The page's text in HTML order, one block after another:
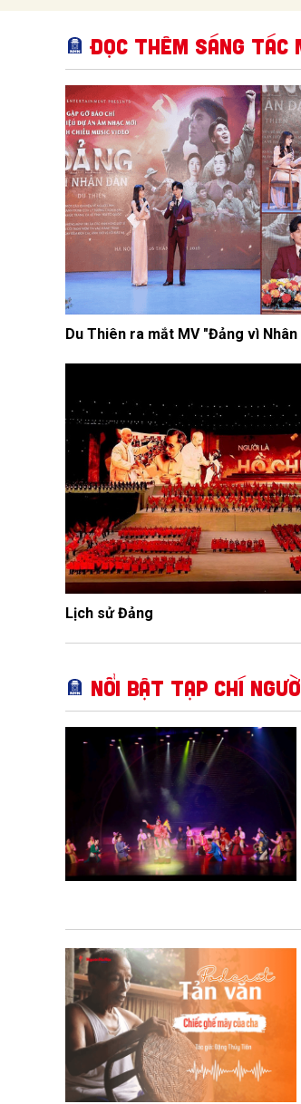
Đọc thêm Sáng tác
Du Thiên ra mắt MV "Đảng vì Nhân
Lịch sử Đảng
Nổi bật Tạp chí